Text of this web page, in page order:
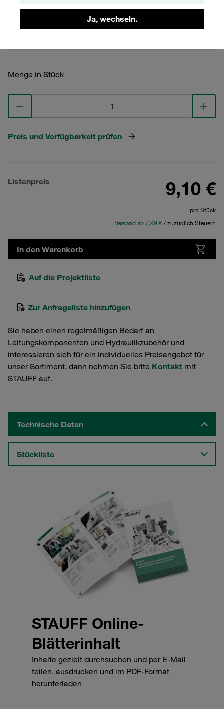
Ja, wechseln.
Technische Daten ansehen
Menge in Stück
Preis und Verfügbarkeit prüfen
Listenpreis 9,10 €
pro Stück
Versand ab 7,99 €/ zuzüglich Steuern
In den Warenkorb
Auf die Projektliste
Zur Anfrageliste hinzufügen
Sie haben einen regelmäßigen Bedarf an
Leitungskomponenten und Hydraulikzubehör und
interessieren sich für ein individuelles Preisangebot für
unser Sortiment, dann nehmen Sie bitte Kontakt mit
STAUFF auf.
Technische Daten
Stückliste
STAUFF Online-
Blätterinhalt
Inhalte gezielt durchsuchen und per E-Mail
teilen, ausdrucken und im PDF-Format
herunterladen